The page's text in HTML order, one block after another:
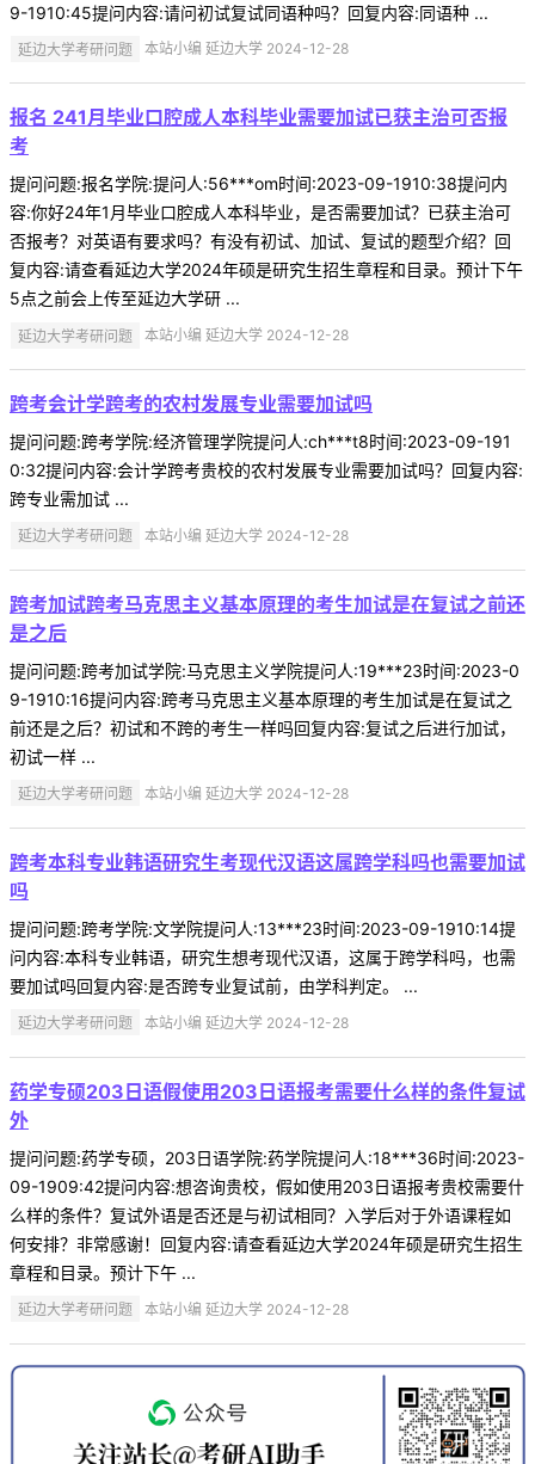
9-1910:45提问内容:请问初试复试同语种吗？回复内容:同语种 ...
延边大学考研问题 本站小编 延边大学 2024-12-28
报名 241月毕业口腔成人本科毕业需要加试已获主治可否报
考
提问问题:报名学院:提问人:56***om时间:2023-09-1910:38提问内
容:你好24年1月毕业口腔成人本科毕业，是否需要加试？已获主治可
否报考？对英语有要求吗？有没有初试、加试、复试的题型介绍？回
复内容:请查看延边大学2024年硕是研究生招生章程和目录。预计下午
5点之前会上传至延边大学研 ...
延边大学考研问题 本站小编 延边大学 2024-12-28
跨考会计学跨考的农村发展专业需要加试吗
提问问题:跨考学院:经济管理学院提问人:ch***t8时间:2023-09-191
0:32提问内容:会计学跨考贵校的农村发展专业需要加试吗？回复内容:
跨专业需加试 ...
延边大学考研问题 本站小编 延边大学 2024-12-28
跨考加试跨考马克思主义基本原理的考生加试是在复试之前还
是之后
提问问题:跨考加试学院:马克思主义学院提问人:19***23时间:2023-0
9-1910:16提问内容:跨考马克思主义基本原理的考生加试是在复试之
前还是之后？初试和不跨的考生一样吗回复内容:复试之后进行加试，
初试一样 ...
延边大学考研问题 本站小编 延边大学 2024-12-28
跨考本科专业韩语研究生考现代汉语这属跨学科吗也需要加试
吗
提问问题:跨考学院:文学院提问人:13***23时间:2023-09-1910:14提
问内容:本科专业韩语，研究生想考现代汉语，这属于跨学科吗，也需
要加试吗回复内容:是否跨专业复试前，由学科判定。 ...
延边大学考研问题 本站小编 延边大学 2024-12-28
药学专硕203日语假使用203日语报考需要什么样的条件复试
外
提问问题:药学专硕，203日语学院:药学院提问人:18***36时间:2023-
09-1909:42提问内容:想咨询贵校，假如使用203日语报考贵校需要什
么样的条件？复试外语是否还是与初试相同？入学后对于外语课程如
何安排？非常感谢！回复内容:请查看延边大学2024年硕是研究生招生
章程和目录。预计下午 ...
延边大学考研问题 本站小编 延边大学 2024-12-28